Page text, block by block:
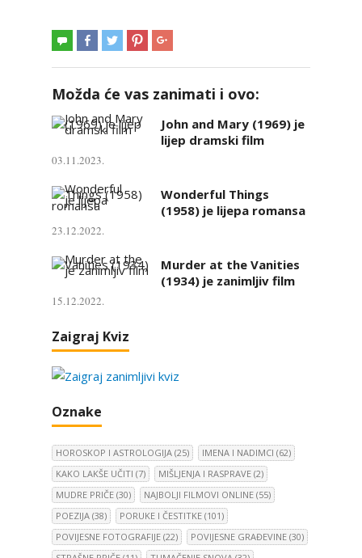
Možda će vas zanimati i ovo:
John and Mary (1969) je
lijep dramski film
03.11.2023.
Wonderful Things
(1958) je lijepa romansa
23.12.2022.
Murder at the Vanities
(1934) je zanimljiv film
15.12.2022.
Zaigraj Kviz
Oznake
HOROSKOP I ASTROLOGIJA (25) IMENA I NADIMCI (62)
KAKO LAKŠE UČITI (7) MIŠLJENJA I RASPRAVE (2)
MUDRE PRIČE (30) NAJBOLJI FILMOVI ONLINE (55)
POEZIJA (38) PORUKE I ČESTITKE (101)
POVIJESNE FOTOGRAFIJE (22) POVIJESNE GRAĐEVINE (30)